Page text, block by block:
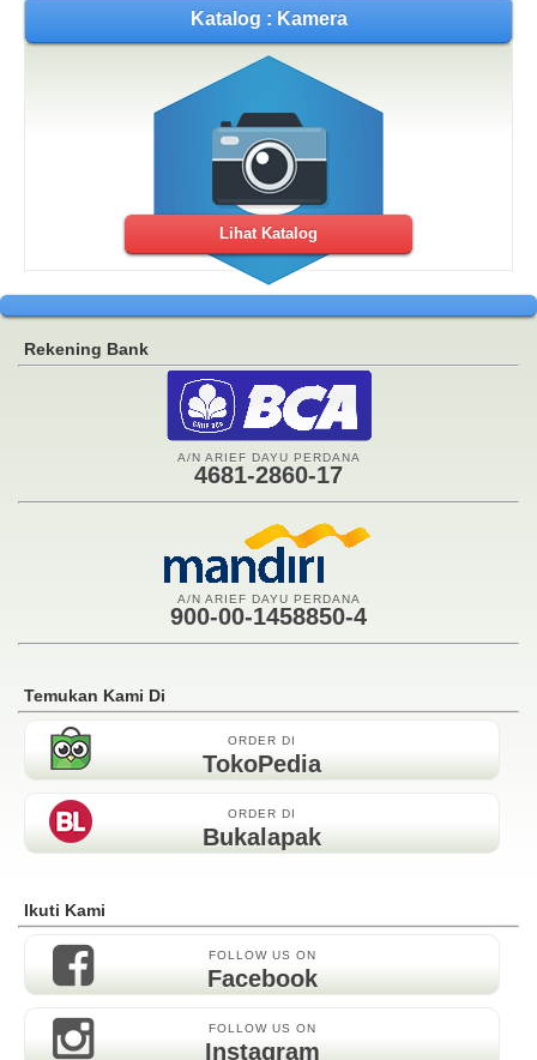
Katalog : Kamera
Lihat Katalog
Rekening Bank
A/N ARIEF DAYU PERDANA
4681-2860-17
A/N ARIEF DAYU PERDANA
900-00-1458850-4
Temukan Kami Di
ORDER DI
TokoPedia
ORDER DI
Bukalapak
Ikuti Kami
FOLLOW US ON
Facebook
FOLLOW US ON
Instagram